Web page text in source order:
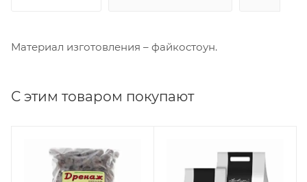
Материал изготовления – файкостоун.
С этим товаром покупают